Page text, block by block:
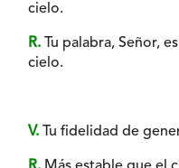
cielo.
R. Tu palabra, Señor,
cielo.
V. Tu fidelidad de